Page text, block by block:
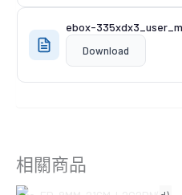
ebox-
Download
相關商品
暫無庫存